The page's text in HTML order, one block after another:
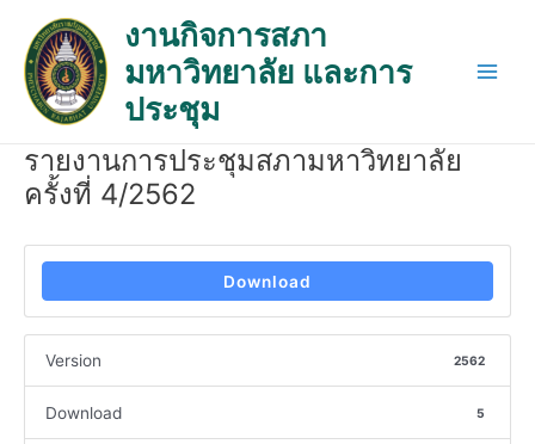
content
งานกิจการสภา
มหาวิทยาลัย และการ
ประชุม
รายงานการประชุมสภามหาวิทยาลัย
ครั้งที่ 4/2562
Download
Version 2562
Download 5
navigation